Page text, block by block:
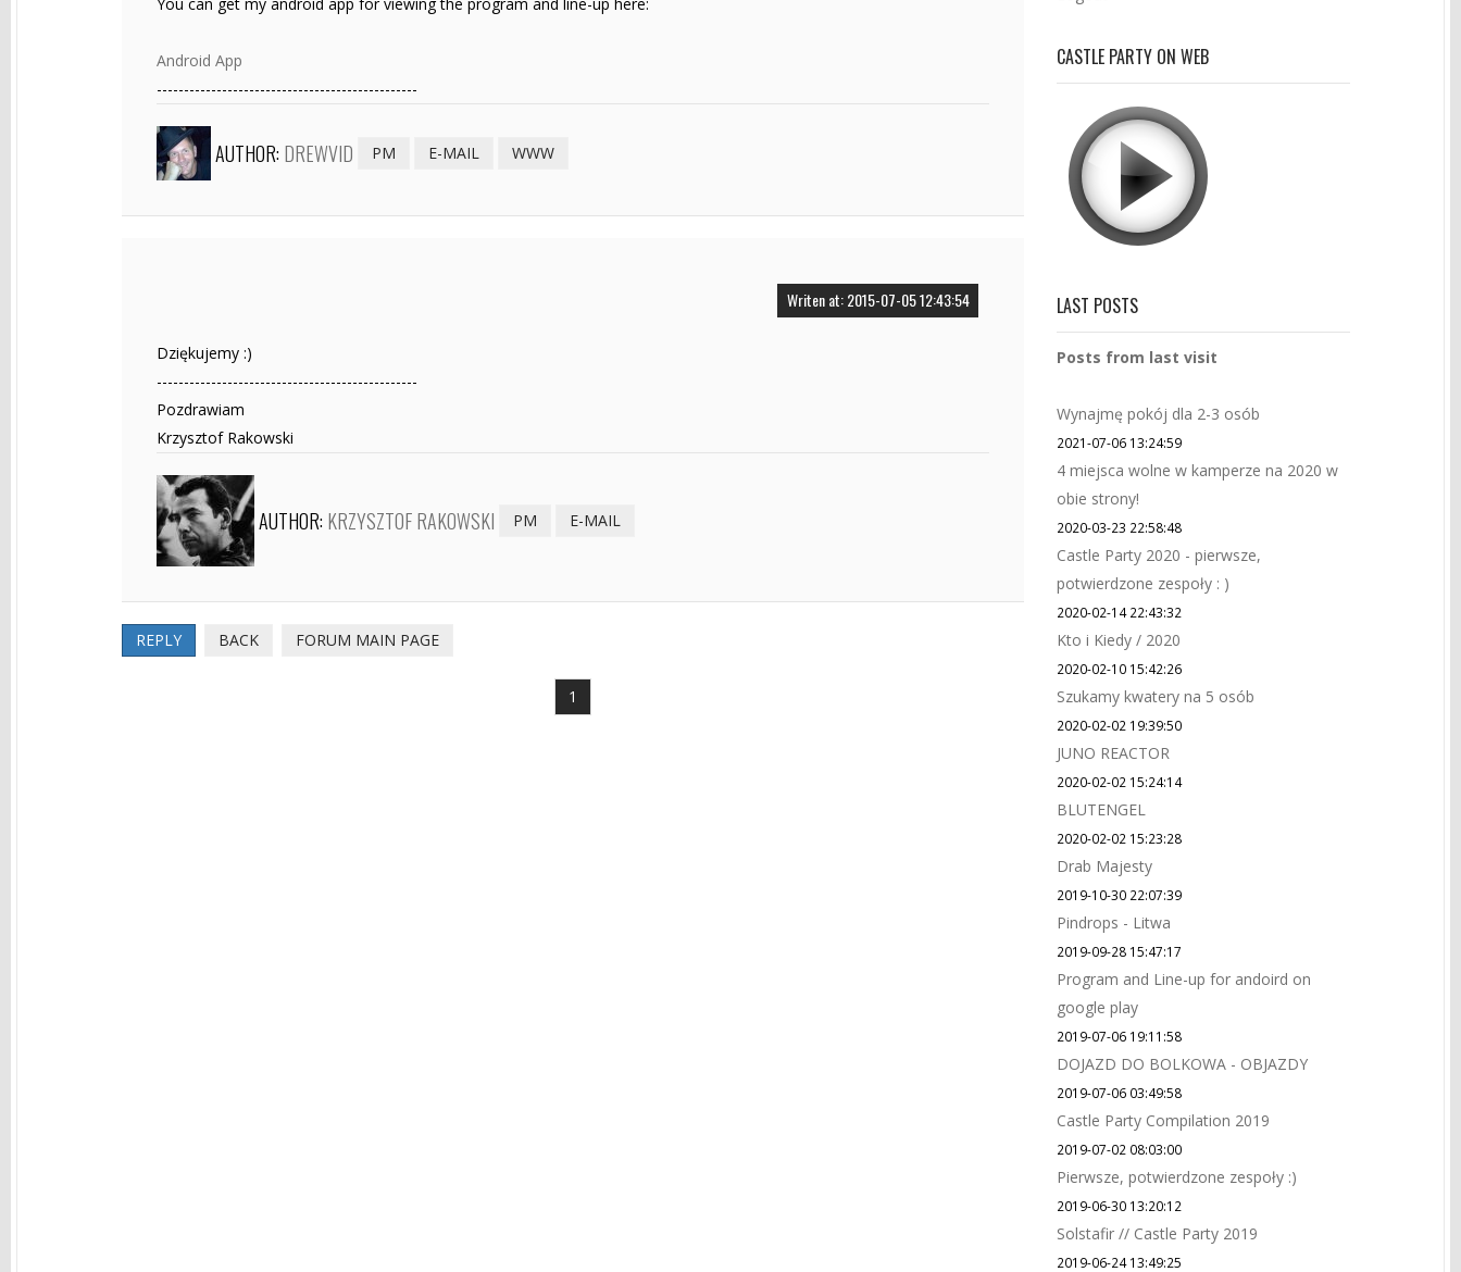
Android App
------------------------------------------------
AUTHOR: DREWVID PM E-MAIL WWW
Writen at: 2015-07-05 12:43:54
Dziękujemy :)
------------------------------------------------
Pozdrawiam
Krzysztof Rakowski
AUTHOR: KRZYSZTOF RAKOWSKI PM E-MAIL
REPLY BACK FORUM MAIN PAGE
1
CASTLE PARTY ON WEB
LAST POSTS
Posts from last visit
Wynajmę pokój dla 2-3 osób
2021-07-06 13:24:59
4 miejsca wolne w kamperze na 2020 w
obie strony!
2020-03-23 22:58:48
Castle Party 2020 - pierwsze,
potwierdzone zespoły : )
2020-02-14 22:43:32
Kto i Kiedy / 2020
2020-02-10 15:42:26
Szukamy kwatery na 5 osób
2020-02-02 19:39:50
JUNO REACTOR
2020-02-02 15:24:14
BLUTENGEL
2020-02-02 15:23:28
Drab Majesty
2019-10-30 22:07:39
Pindrops - Litwa
2019-09-28 15:47:17
Program and Line-up for andoird on
google play
2019-07-06 19:11:58
DOJAZD DO BOLKOWA - OBJAZDY
2019-07-06 03:49:58
Castle Party Compilation 2019
2019-07-02 08:03:00
Pierwsze, potwierdzone zespoły :)
2019-06-30 13:20:12
Solstafir // Castle Party 2019
2019-06-24 13:49:25